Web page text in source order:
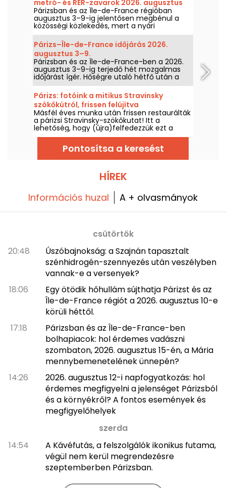
metró- és RER-zavarok 2026. augusztus
3–9.
Párizsban és az Île-de-France régióban
augusztus 3–9-ig jelentősen megbénul a
közösségi közlekedés, mert a nyári
nagyjavítások egyes vonalakat különösen
sújtanak, a RATP és az SNCF tájékoztatása
szerint.
Párizs–Île-de-France időjárás 2026.
augusztus 3–9.
Párizsban és az Île-de-France-ben a 2026.
augusztus 3–9-ig terjedő hét mozgalmas
időjárást ígér. Hőségre utaló hétfő után a
hőmérséklet fokozatosan csökken, mielőtt a
hétvégére melegebb és napos idő tér vissza.
Párizs: fotóink a mitikus Stravinsky
szökőkútról, frissen felújítva
Másfél éves munka után frissen restaurálták
a párizsi Stravinsky-szökőkutat! Itt a
lehetőség, hogy (újra)felfedezzük ezt a
Beaubourg negyedben található
emblematikus és költői műalkotást és az azt
alkotó tizenhat szobrot, amelyeket Niki de
Saint Phalle és Jean Tinguely készített.
Pontosítsa a keresést
HÍREK
Információs huzal A + olvasmányok
csütörtök
20:48
Úszóbajnokság: a Szajnán tapasztalt
szénhidrogén-szennyezés után veszélyben
vannak-e a versenyek?
18:06
Egy ötödik hőhullám sújthatja Párizst és az
Île-de-France régiót a 2026. augusztus 10-e
körüli héttől.
17:18
Párizsban és az Île-de-France-ben
bolhapiacok: hol érdemes vadászni
szombaton, 2026. augusztus 15-én, a Mária
mennybemenetelének ünnepén?
14:26
2026. augusztus 12-i napfogyatkozás: hol
érdemes megfigyelni a jelenséget Párizsból
és a környékről? A fontos események és
megfigyelőhelyek
szerda
14:54
A Kávéfutás, a felszolgálók ikonikus futama,
végül nem kerül megrendezésre
szeptemberben Párizsban.